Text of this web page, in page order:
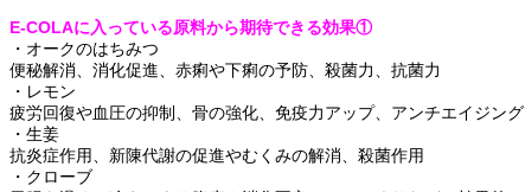
E-COLAに入っている原料から期待できる効果①
・ オークのはちみつ
便秘解消、消化促進、赤痢や下痢の予防、殺菌力、抗菌力
・レモン
疲労回復や血圧の抑制、骨の強化、免疫力アップ、アンチエイジング
・生姜
抗炎症作用、新陳代謝の促進やむくみの解消、殺菌作用
・クローブ